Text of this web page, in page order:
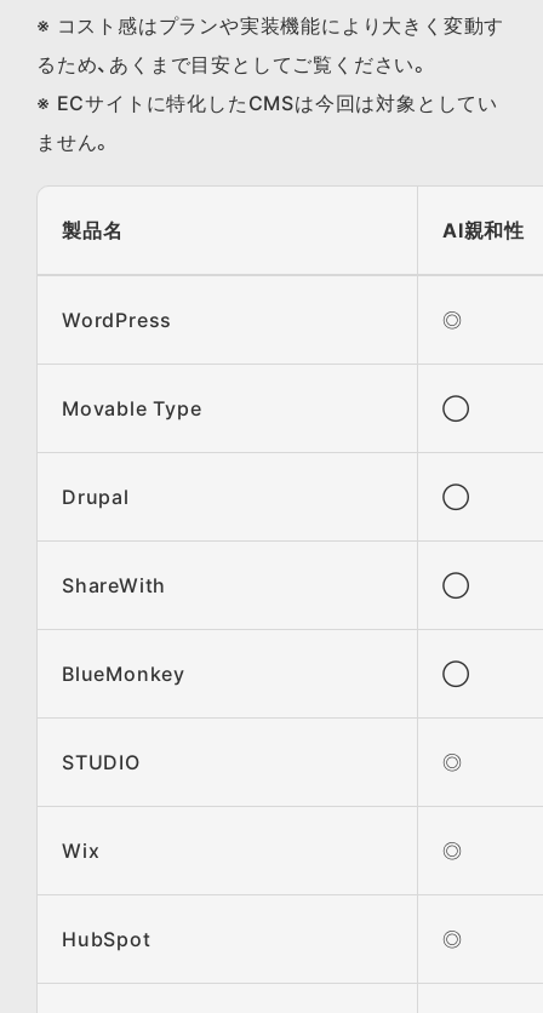
※ コスト感はプランや実装機能により大きく変動す
るため、あくまで目安としてご覧ください。
※ ECサイトに特化したCMSは今回は対象としてい
ません。
製品名 AI親和性
WordPress ◎
Movable Type ◯
Drupal ◯
ShareWith ◯
BlueMonkey ◯
STUDIO ◎
Wix ◎
HubSpot ◎